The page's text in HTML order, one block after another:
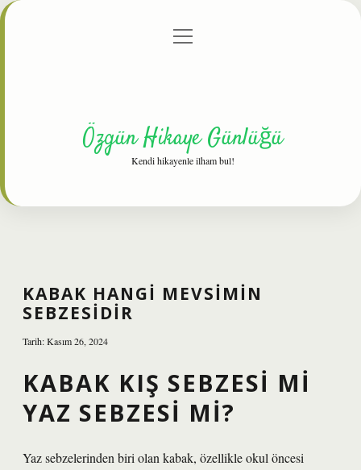
Gizlilik Politikası
menüyü
Özgün Hikaye Günlüğü
Kendi hikayenle ilham bul!
KABAK HANGI MEVSIMIN
SEBZESIDIR
Tarih: Kasım 26, 2024
KABAK KIŞ SEBZESI MI
YAZ SEBZESI MI?
Yaz sebzelerinden biri olan kabak, özellikle okul öncesi